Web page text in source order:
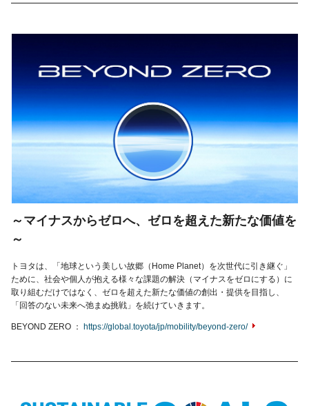
～マイナスからゼロへ、ゼロを超えた新たな価値を
～
トヨタは、「地球という美しい故郷（Home Planet）を次世代に引き継ぐ」
ために、社会や個人が抱える様々な課題の解決（マイナスをゼロにする）に
取り組むだけではなく、ゼロを超えた新たな価値の創出・提供を目指し、
「回答のない未来へ弛まぬ挑戦」を続けていきます。
BEYOND ZERO https://global.toyota/jp/mobility/beyond-zero/